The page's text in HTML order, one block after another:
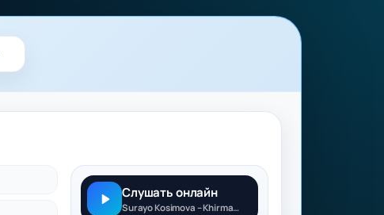
Слушать онлайн
Surayo Kosimova – Khirmani Gul